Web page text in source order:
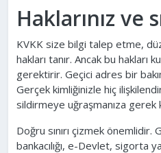
Haklarınız ve
KVKK size bilgi talep etme,
hakları tanır. Ancak bu hakları
gerektirir. Geçici adres bir
Gerçek kimliğinizle hiç
sildirmeye uğraşmanıza gerek
Doğru sınırı çizmek
bankacılığı, e-Devlet, sigorta